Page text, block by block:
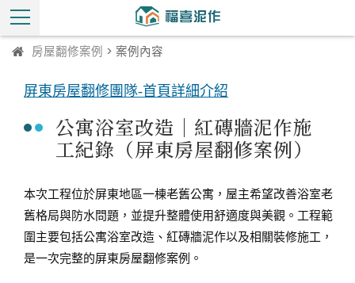
房屋翻修案例 > 案例內容
屏東房屋翻修團隊-首頁詳細介紹
公寓浴室改造｜紅磚牆泥作施
工紀錄（屏東房屋翻修案例）
本次工程位於屏東地區一棟老舊公寓，屋主希望改善浴室老
舊格局與防水問題，並提升整體使用舒適度與美觀。工程範
圍主要包括公寓浴室改造、紅磚牆泥作以及相關裝修施工，
是一次完整的屏東房屋翻修案例。